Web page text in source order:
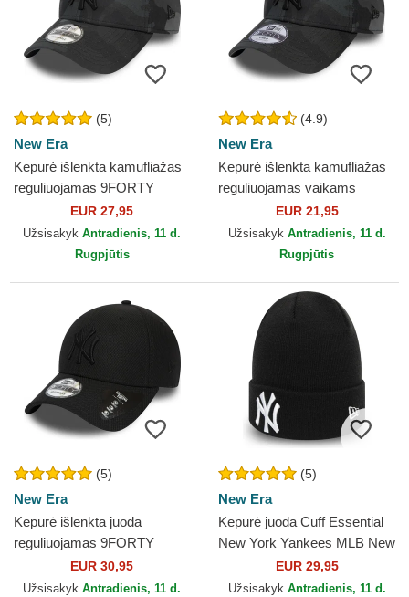
(5)
New Era
Kepurė išlenkta kamufliažas
reguliuojamas 9FORTY
League Essential New York
Yankees MLB New Era
EUR 27,95
Užsisakyk Antradienis, 11 d.
Rugpjūtis
(4.9)
New Era
Kepurė išlenkta kamufliažas
reguliuojamas vaikams
9FORTY League Essential
New York Yankees MLB...
EUR 21,95
Užsisakyk Antradienis, 11 d.
Rugpjūtis
(5)
New Era
Kepurė išlenkta juoda
reguliuojamas 9FORTY
Diamond Era New York
Yankees MLB New Era
EUR 30,95
Užsisakyk Antradienis, 11 d.
(5)
New Era
Kepurė juoda Cuff Essential
New York Yankees MLB New
EUR 29,95
Užsisakyk Antradienis, 11 d.